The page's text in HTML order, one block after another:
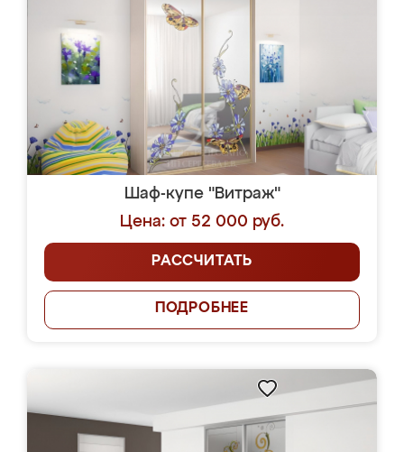
Шаф-купе "Витраж"
Цена: от 52 000 руб.
РАССЧИТАТЬ
ПОДРОБНЕЕ